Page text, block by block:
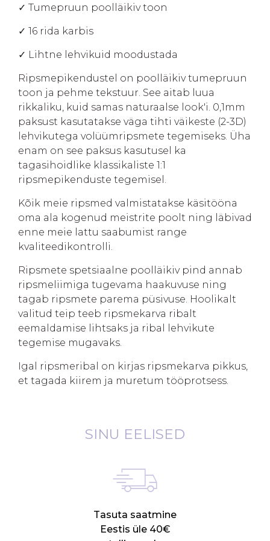
✓ Tumepruun poolläikiv toon
✓ 16 rida karbis
✓ Lihtne lehvikuid moodustada
Ripsmepikendustel on poolläikiv tumepruun
toon ja pehme tekstuur. See aitab luua
rikkaliku, kuid samas naturaalse look'i. 0,1mm
paksust kasutatakse väga tihti väikeste (2-3D)
lehvikutega volüümripsmete tegemiseks. Üha
enam on see paksus kasutusel ka
tagasihoidlike klassikaliste 1:1
ripsmepikenduste tegemisel.
Kõik meie ripsmed valmistatakse käsitööna
oma ala kogenud meistrite poolt ning läbivad
enne meie lattu saabumist range
kvaliteedikontrolli.
Ripsmete spetsiaalne poolläikiv pind annab
ripsmeliimiga tugevama haakuvuse ning
tagab ripsmete parema püsivuse. Hoolikalt
valitud teip teeb ripsmekarva ribalt
eemaldamise lihtsaks ja ribal lehvikute
tegemise mugavaks.
Igal ripsmeribal on kirjas ripsmekarva pikkus,
et tagada kiirem ja muretum tööprotsess.
SINU EELISED
Tasuta saatmine
Eestis üle 40€